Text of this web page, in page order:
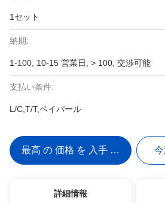
1セット
納期:
1-100, 10-15 営業日; > 100, 交渉可能
支払い条件:
L/C,T/T,ペイパール
最高 の 価格 を 入手 する
詳細情報